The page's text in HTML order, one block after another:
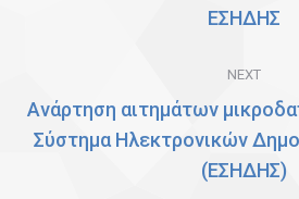
ΕΣΗΔΗΣ
NEXT
Next
post:
Ανάρτηση αιτημάτων
Σύστημα Ηλεκτρονικών
(ΕΣΗΔΗΣ)